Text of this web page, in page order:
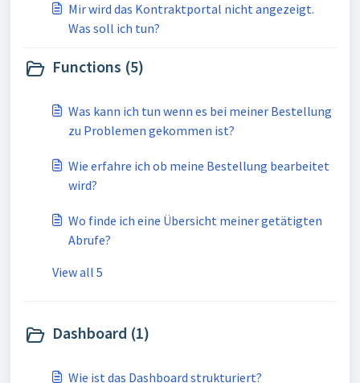
Mir wird das Kontraktportal nicht angezeigt.
Was soll ich tun?
Functions (5)
Was kann ich tun wenn es bei meiner Bestellung
zu Problemen gekommen ist?
Wie erfahre ich ob meine Bestellung bearbeitet
wird?
Wo finde ich eine Übersicht meiner getätigten
Abrufe?
View all 5
Dashboard (1)
Wie ist das Dashboard strukturiert?